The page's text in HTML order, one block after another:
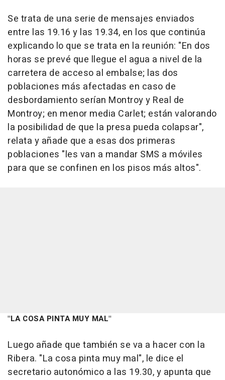
Se trata de una serie de mensajes enviados
entre las 19.16 y las 19.34, en los que continúa
explicando lo que se trata en la reunión: "En dos
horas se prevé que llegue el agua a nivel de la
carretera de acceso al embalse; las dos
poblaciones más afectadas en caso de
desbordamiento serían Montroy y Real de
Montroy; en menor media Carlet; están valorando
la posibilidad de que la presa pueda colapsar",
relata y añade que a esas dos primeras
poblaciones "les van a mandar SMS a móviles
para que se confinen en los pisos más altos".
"LA COSA PINTA MUY MAL"
Luego añade que también se va a hacer con la
Ribera. "La cosa pinta muy mal", le dice el
secretario autonómico a las 19.30, y apunta que